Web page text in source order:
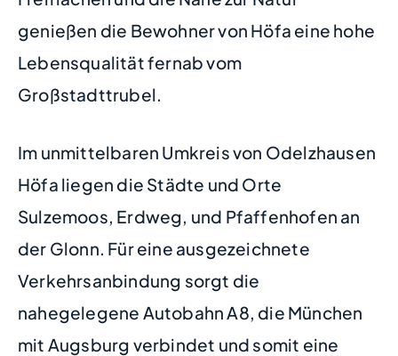
genießen die Bewohner von Höfa eine hohe
Lebensqualität fernab vom
Großstadttrubel.
Im unmittelbaren Umkreis von Odelzhausen
Höfa liegen die Städte und Orte
Sulzemoos, Erdweg, und Pfaffenhofen an
der Glonn. Für eine ausgezeichnete
Verkehrsanbindung sorgt die
nahegelegene Autobahn A8, die München
mit Augsburg verbindet und somit eine